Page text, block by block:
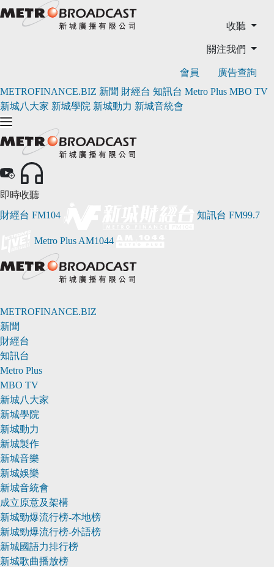
收聽
關注我們
會員
廣告查詢
METROFINANCE.BIZ 新聞 財經台 知訊台 Metro Plus MBO TV
新城八大家 新城學院 新城動力 新城音統會
即時收聽
財經台 FM104 知訊台 FM99.7
Metro Plus AM1044
METROFINANCE.BIZ
新聞
財經台
知訊台
Metro Plus
MBO TV
新城八大家
新城學院
新城動力
新城製作
新城音樂
新城娛樂
新城音統會
成立原意及架構
新城勁爆流行榜-本地榜
新城勁爆流行榜-外語榜
新城國語力排行榜
新城歌曲播放榜